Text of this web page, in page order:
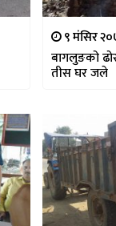
९ मंसिर
बागलुङको
तीस घर जले